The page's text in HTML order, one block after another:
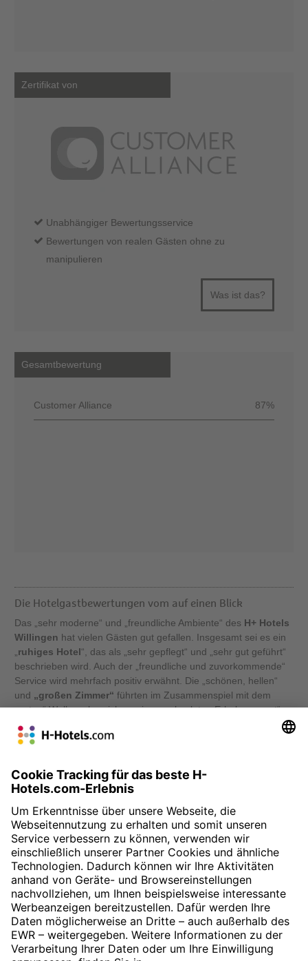
Zertifikat von
Unabhängiger Bewertungsservice
Bewertungen von realen Gästen ohne zu
manipulieren
Was ist das?
Gesamtbewertung
Customer Alliance 87%
Die Hotelgastbewertungen vom auf einen Blick
Das „sehr moderne“ und „freundliche Ambiente“ des H+ Hotels
Willingen hat vielen Gästen gut gefallen. Insgesamt sei es ein
ruhiges Hotel“, das als „sehr gepflegt“ und „sehr gut geführt“
beschrieben wird. Auch der „freundliche und zuvorkommende“
Service wird mehrfach positiv erwähnt. Die „schönen, hellen“
und „großen Zimmer“ führten im Zusammenspiel mit dem
„guten“ Wellnessbereich zu einem „absoluten Erholungswert“
bei den Reisenden. Die Terrasse des Speiseraums mit „super
Ausblick“ lies dasFrühstück „ausgezeichnet“
empfunden, was nicht wenig durch die Lage des H+ Hotels in
„wunderschöner Natur“ begründet ist.
» Zur Buchung